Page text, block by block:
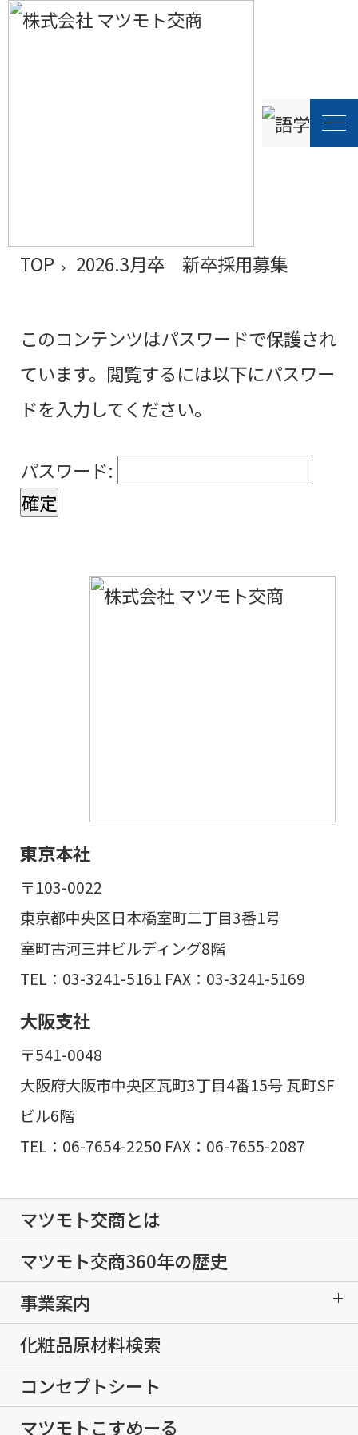
新卒採用募集" />
TOP 2026.3月卒 新卒採用募集
このコンテンツはパスワードで保護され
ています。閲覧するには以下にパスワー
ドを入力してください。
パスワード:
東京本社
〒103-0022
東京都中央区日本橋室町二丁目3番1号
室町古河三井ビルディング8階
TEL：03-3241-5161 FAX：03-3241-5169
大阪支社
〒541-0048
大阪府大阪市中央区瓦町3丁目4番15号 瓦町SF
ビル6階
TEL：06-7654-2250 FAX：06-7655-2087
マツモト交商とは
マツモト交商360年の歴史
事業案内
化粧品原材料検索
コンセプトシート
マツモトこすめーる